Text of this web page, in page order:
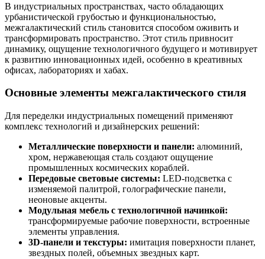
В индустриальных пространствах, часто обладающих
урбанистической грубостью и функциональностью,
межгалактический стиль становится способом оживить и
трансформировать пространство. Этот стиль привносит
динамику, ощущение технологичного будущего и мотивирует
к развитию инновационных идей, особенно в креативных
офисах, лабораториях и хабах.
Основные элементы межгалактического стиля
Для переделки индустриальных помещений применяют
комплекс технологий и дизайнерских решений:
Металлические поверхности и панели: алюминий,
хром, нержавеющая сталь создают ощущение
промышленных космических кораблей.
Передовые световые системы: LED-подсветка с
изменяемой палитрой, голографические панели,
неоновые акценты.
Модульная мебель с технологичной начинкой:
трансформируемые рабочие поверхности, встроенные
элементы управления.
3D-панели и текстуры: имитация поверхности планет,
звездных полей, объемных звездных карт.